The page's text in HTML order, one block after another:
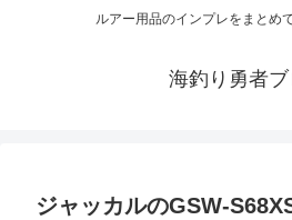
ルアー用品のインプレをまとめ
海釣り勇者
ジャッカルのGSW-